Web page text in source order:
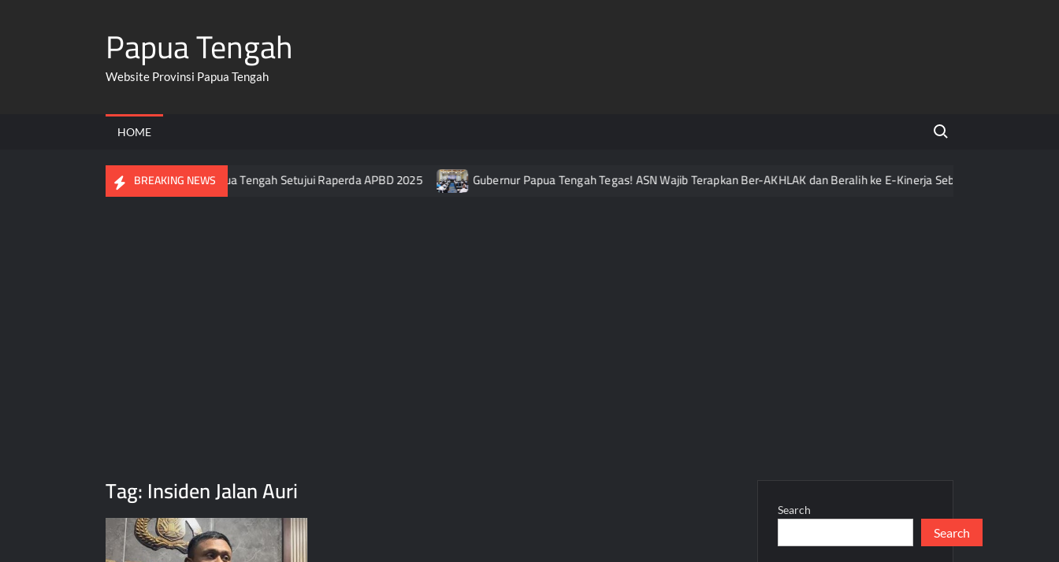
Papua Tengah
Website Provinsi Papua Tengah
HOME
Search for:
BREAKING NEWS
Tingkatkan Kinerja Usai DPR Papua Tengah Setujui Raperda APBD 2025 Gubernur Papua Tengah Tegas! ASN Wajib Terapkan Ber-AKHLAK dan Beralih ke E-Kinerja Sebelum 2027
Tag:Insiden Jalan Auri Search
Search